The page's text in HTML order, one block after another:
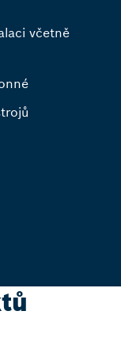
včetně